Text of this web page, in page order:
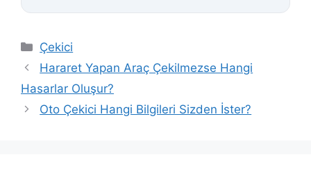
Kategoriler
Çekici
Hararet Yapan Araç Çekilmezse Hangi
Hasarlar Oluşur?
Oto Çekici Hangi Bilgileri Sizden İster?